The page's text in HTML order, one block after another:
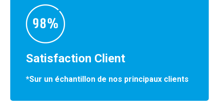
Satisfaction Client
*Sur un échantillon de nos principaux clients